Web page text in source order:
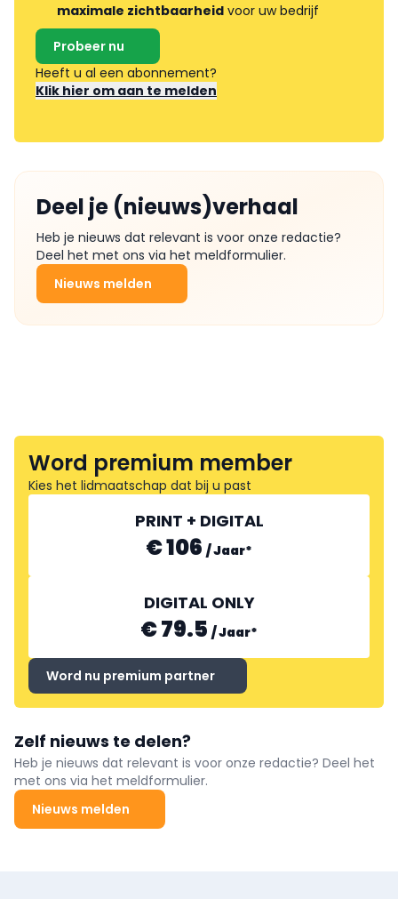
maximale zichtbaarheid voor uw bedrijf
Probeer nu
Heeft u al een abonnement?
Klik hier om aan te melden
Deel je (nieuws)verhaal
Heb je nieuws dat relevant is voor onze redactie?
Deel het met ons via het meldformulier.
Nieuws melden
Word premium member
Kies het lidmaatschap dat bij u past
PRINT + DIGITAL
€ 106 /Jaar*
DIGITAL ONLY
€ 79.5 /Jaar*
Word nu premium partner
Zelf nieuws te delen?
Heb je nieuws dat relevant is voor onze redactie? Deel het
met ons via het meldformulier.
Nieuws melden